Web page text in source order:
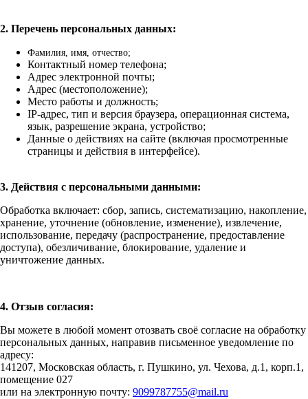
2. Перечень персональных данных:
Фамилия, имя, отчество;
Контактный номер телефона;
Адрес электронной почты;
Адрес (местоположение);
Место работы и должность;
IP-адрес, тип и версия браузера, операционная система,
язык, разрешение экрана, устройство;
Данные о действиях на сайте (включая просмотренные
страницы и действия в интерфейсе).
3. Действия с персональными данными:
Обработка включает: сбор, запись, систематизацию, накопление,
хранение, уточнение (обновление, изменение), извлечение,
использование, передачу (распространение, предоставление
доступа), обезличивание, блокирование, удаление и
уничтожение данных.
4. Отзыв согласия:
Вы можете в любой момент отозвать своё согласие на обработку
персональных данных, направив письменное уведомление по
адресу:
141207, Московская область, г. Пушкино, ул. Чехова, д.1, корп.1,
помещение 027
или на электронную почту: 9099787755@mail.ru